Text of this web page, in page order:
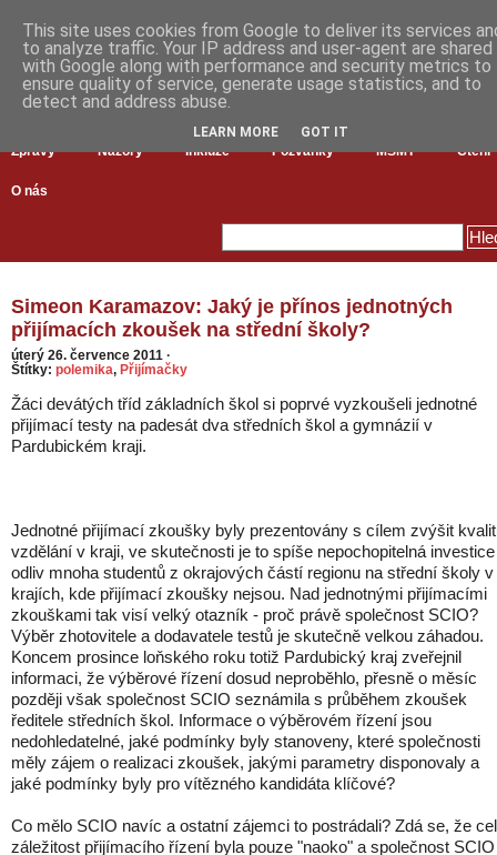
Zprávy Názory Inkluze Pozvánky MŠMT Čtení
O nás
Simeon Karamazov: Jaký je přínos jednotných
přijímacích zkoušek na střední školy?
úterý 26. července 2011 ·
Štítky: polemika, Přijímačky
Žáci devátých tříd základních škol si poprvé vyzkoušeli jednotné
přijímací testy na padesát dva středních škol a gymnázií v
Pardubickém kraji.
Jednotné přijímací zkoušky byly prezentovány s cílem zvýšit
vzdělání v kraji, ve skutečnosti je to spíše nepochopitelná
odliv mnoha studentů z okrajových částí regionu na střední školy v
krajích, kde přijímací zkoušky nejsou. Nad jednotnými přijímacími
zkouškami tak visí velký otazník - proč právě společnost SCIO?
Výběr zhotovitele a dodavatele testů je skutečně velkou záhadou.
Koncem prosince loňského roku totiž Pardubický kraj zveřejnil
informaci, že výběrové řízení dosud neproběhlo, přesně o měsíc
později však společnost SCIO seznámila s průběhem zkoušek
ředitele středních škol. Informace o výběrovém řízení jsou
nedohledatelné, jaké podmínky byly stanoveny, které společnosti
měly zájem o realizaci zkoušek, jakými parametry disponovaly a
jaké podmínky byly pro vítězného kandidáta klíčové?
Co mělo SCIO navíc a ostatní zájemci to postrádali? Zdá se, že
záležitost přijímacího řízení byla pouze "naoko" a společnost SCIO
This site uses cookies from Google to deliver its services
to analyze traffic. Your IP address and user-agent are shared
with Google along with performance and security metrics to
ensure quality of service, generate usage statistics, and to
detect and address abuse.
LEARN MORE GOT IT